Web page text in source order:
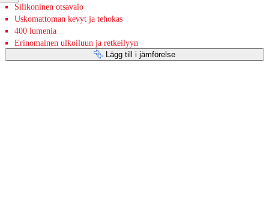
Silikoninen otsavalo
Uskomattoman kevyt ja tehokas
400 lumenia
Erinomainen ulkoiluun ja retkeilyyn
Lägg till i jämförelse